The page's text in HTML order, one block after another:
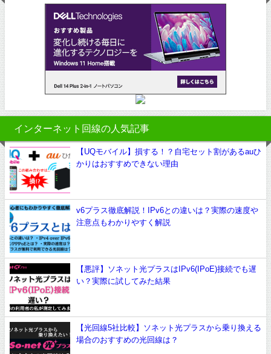
インターネット回線の人気記事
【UQモバイル】損する！？自宅セット割があるauひ
かりはおすすめできない理由
v6プラス徹底解説！IPv6との違いは？実際の速度や
注意点もわかりやすく解説
【悪評】ソネット光プラスはIPv6(IPoE)接続でも遅
い？実際に試してみた結果
【光回線5社比較】ソネット光プラスから乗り換える
場合のおすすめの光回線は？